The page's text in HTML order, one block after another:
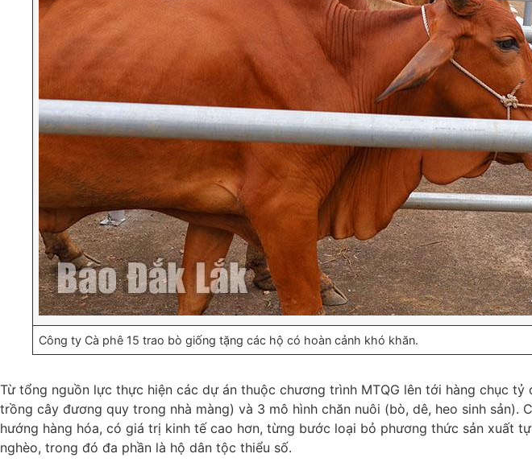
Công ty Cà phê 15 trao bò giống tặng các hộ có hoàn cảnh khó khăn.
Từ tổng nguồn lực thực hiện các dự án thuộc chương trình MTQG lên tới hàng chục
trồng cây đương quy trong nhà màng) và 3 mô hình chăn nuôi (bò, dê, heo sinh
hướng hàng hóa, có giá trị kinh tế cao hơn, từng bước loại bỏ phương thức sản xuất
nghèo, trong đó đa phần là hộ dân tộc thiểu số.